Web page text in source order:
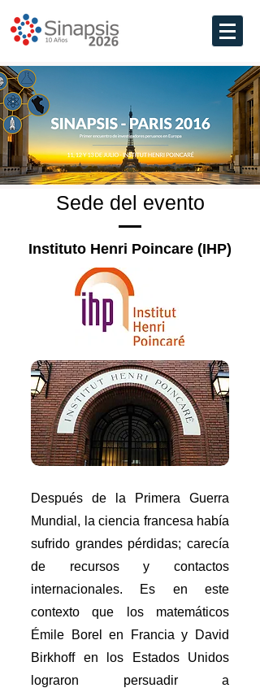
Sede del evento
Instituto Henri Poincare (IHP)
Después de la Primera Guerra
Mundial, la ciencia francesa había
sufrido grandes pérdidas; carecía
de recursos y contactos
internacionales. Es en este
contexto que los matemáticos
Émile Borel en Francia y David
Birkhoff en los Estados Unidos
lograron persuadir a